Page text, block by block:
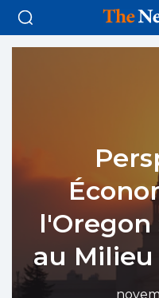
au